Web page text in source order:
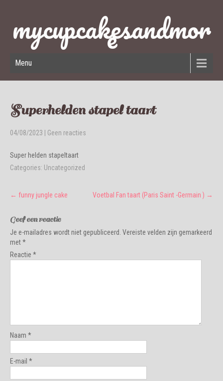
mycupcakesandmor
e
Menu
Superhelden stapel taart
04/08/2023 Geen reacties
Super helden stapeltaart
Categories: Uncategorized
Post
navigation
← funny jungle cake Voetbal Fan taart (Paris Saint -Germain ) →
Geef een reactie
Je e-mailadres wordt niet gepubliceerd. Vereiste velden zijn gemarkeerd
met*
Reactie *
Naam *
E-mail *